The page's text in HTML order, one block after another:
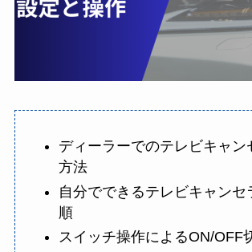
ディーラーでのテレビキャン
方法
自分でできるテレビキャンセ
順
スイッチ操作によるON/OFF